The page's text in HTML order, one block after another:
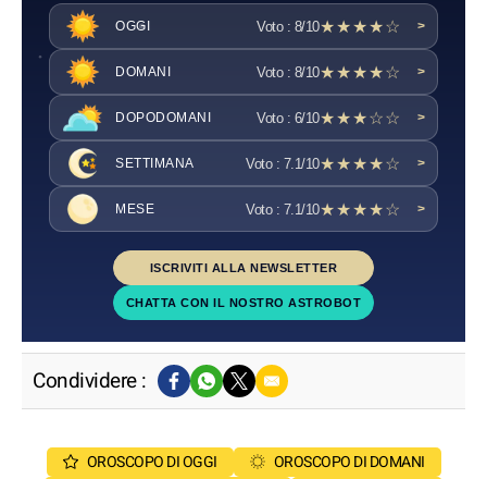
OGGI Voto : 8/10★★★★☆ >
DOMANI Voto : 8/10★★★★☆ >
DOPODOMANI Voto : 6/10★★★☆☆ >
SETTIMANA Voto : 7.1/10★★★★☆ >
MESE Voto : 7.1/10★★★★☆ >
ISCRIVITI ALLA NEWSLETTER
CHATTA CON IL NOSTRO ASTROBOT
Condividere :
OROSCOPO DI OGGI
OROSCOPO DI DOMANI